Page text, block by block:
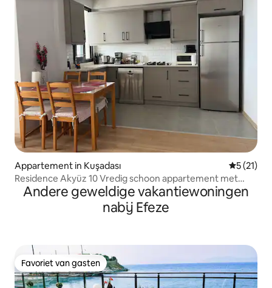
Appartement in Kuşadası
5 (21)
Residence Akyüz 10 Vredig schoon appartement met
uitzicht
Andere geweldige vakantiewoningen
nabij Efeze
Favoriet van gasten
Favoriet van gasten